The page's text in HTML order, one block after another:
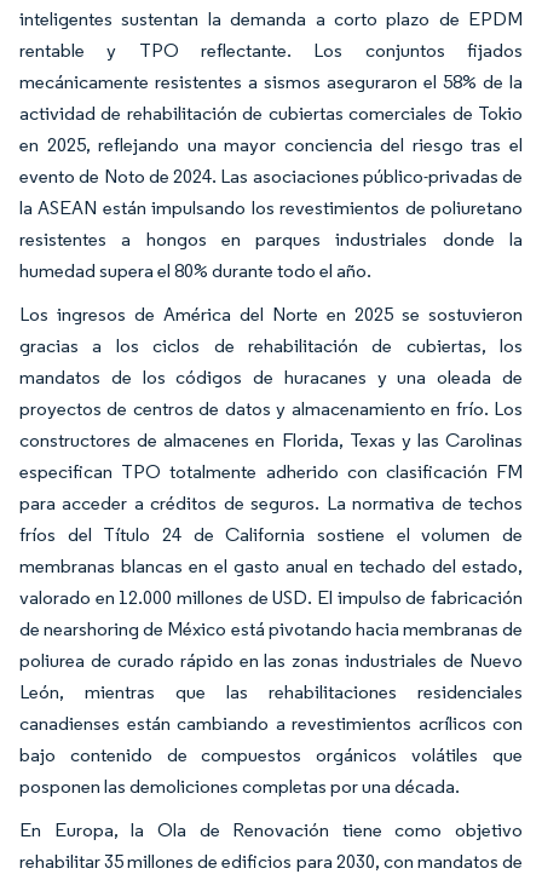
inteligentes sustentan la demanda a corto plazo de EPDM
rentable y TPO reflectante. Los conjuntos fijados
mecánicamente resistentes a sismos aseguraron el 58% de la
actividad de rehabilitación de cubiertas comerciales de Tokio
en 2025, reflejando una mayor conciencia del riesgo tras el
evento de Noto de 2024. Las asociaciones público-privadas de
la ASEAN están impulsando los revestimientos de poliuretano
resistentes a hongos en parques industriales donde la
humedad supera el 80% durante todo el año.
Los ingresos de América del Norte en 2025 se sostuvieron
gracias a los ciclos de rehabilitación de cubiertas, los
mandatos de los códigos de huracanes y una oleada de
proyectos de centros de datos y almacenamiento en frío. Los
constructores de almacenes en Florida, Texas y las Carolinas
especifican TPO totalmente adherido con clasificación FM
para acceder a créditos de seguros. La normativa de techos
fríos del Título 24 de California sostiene el volumen de
membranas blancas en el gasto anual en techado del estado,
valorado en 12.000 millones de USD. El impulso de fabricación
de nearshoring de México está pivotando hacia membranas de
poliurea de curado rápido en las zonas industriales de Nuevo
León, mientras que las rehabilitaciones residenciales
canadienses están cambiando a revestimientos acrílicos con
bajo contenido de compuestos orgánicos volátiles que
posponen las demoliciones completas por una década.
En Europa, la Ola de Renovación tiene como objetivo
rehabilitar 35 millones de edificios para 2030, con mandatos de